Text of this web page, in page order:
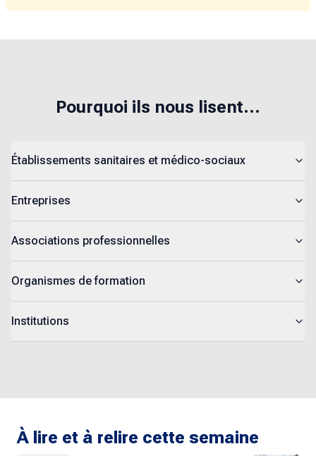
Pourquoi ils nous lisent...
Établissements sanitaires et médico-sociaux
Entreprises
Associations professionnelles
Organismes de formation
Institutions
À lire et à relire cette semaine